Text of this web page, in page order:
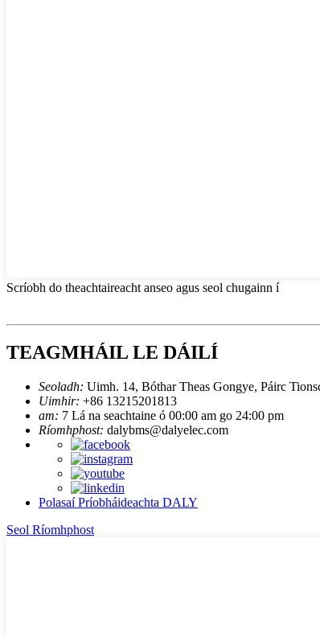
Scríobh do theachtaireacht anseo agus seol chugainn í
TEAGMHÁIL LE DÁILÍ
Seoladh: Uimh. 14, Bóthar Theas Gongye, Páirc
Uimhir: +86 13215201813
am: 7 Lá na seachtaine ó 00:00 am go 24:00 pm
Ríomhphost: dalybms@dalyelec.com
Polasaí Príobháideachta DALY
Seol Ríomhphost